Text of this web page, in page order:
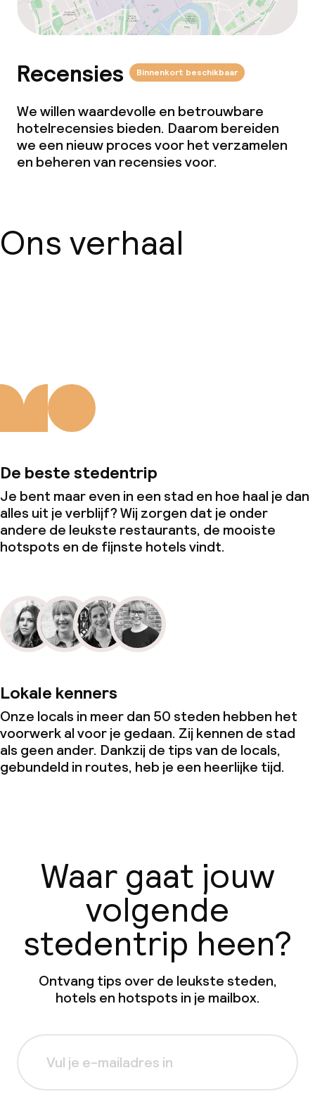
Recensies Binnenkort beschikbaar
We willen waardevolle en betrouwbare
hotelrecensies bieden. Daarom bereiden
we een nieuw proces voor het verzamelen
en beheren van recensies voor.
Ons verhaal
De beste stedentrip
Je bent maar even in een stad en hoe haal je dan
alles uit je verblijf? Wij zorgen dat je onder
andere de leukste restaurants, de mooiste
hotspots en de fijnste hotels vindt.
Lokale kenners
Onze locals in meer dan 50 steden hebben het
voorwerk al voor je gedaan. Zij kennen de stad
als geen ander. Dankzij de tips van de locals,
gebundeld in routes, heb je een heerlijke tijd.
Waar gaat jouw
volgende
stedentrip heen?
Ontvang tips over de leukste steden,
hotels en hotspots in je mailbox.